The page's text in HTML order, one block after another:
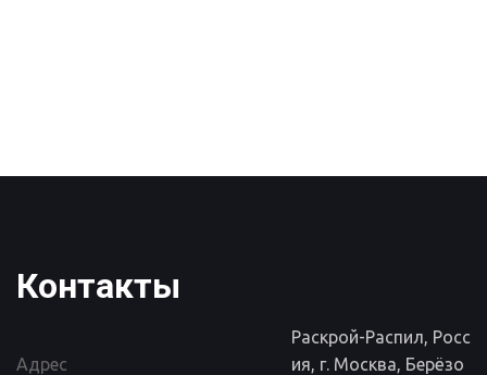
Контакты
Адрес
Раскрой-Распил, Росс
ия, г. Москва, Берёзо